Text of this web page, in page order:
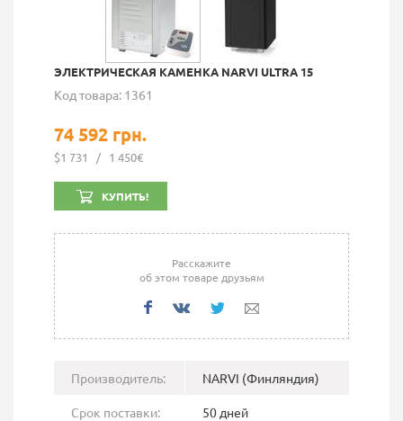
ЭЛЕКТРИЧЕСКАЯ КАМЕНКА NARVI ULTRA 15
Код товара: 1361
74 592 грн.
$1 731 / 1 450€
КУПИТЬ!
Расскажите
об этом товаре друзьям
Производитель: NARVI (Финляндия)
Срок поставки: 50 дней